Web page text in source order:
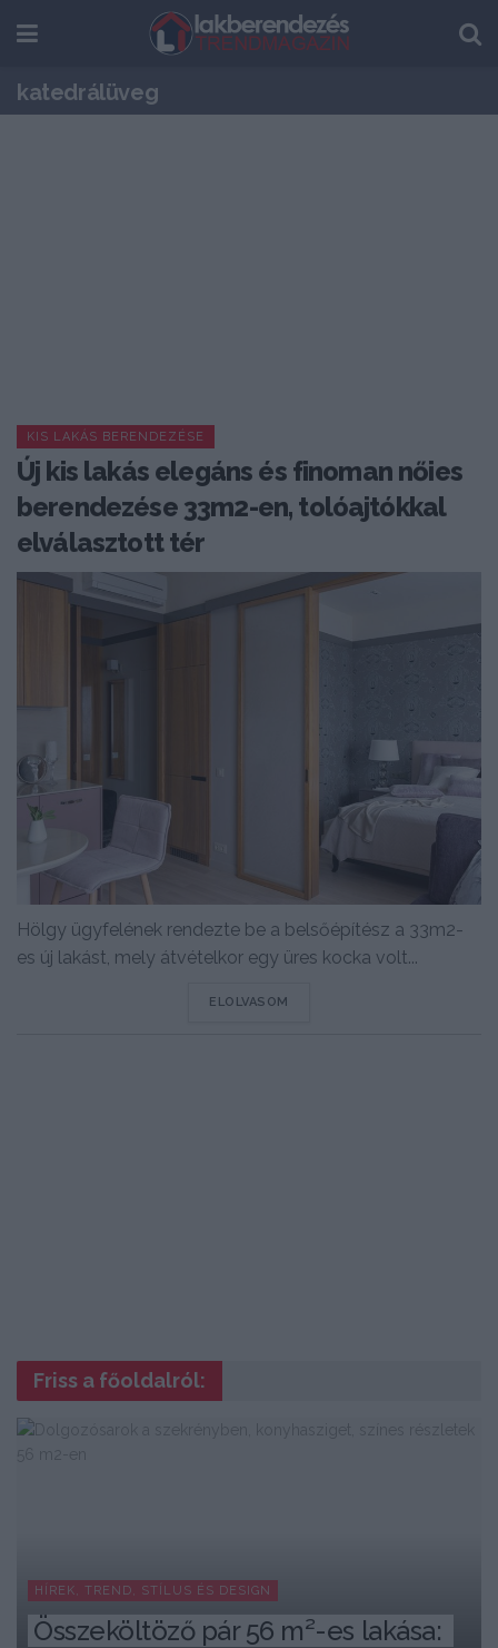
katedrálüveg
KIS LAKÁS BERENDEZÉSE
Új kis lakás elegáns és finoman nőies
berendezése 33m2-en, tolóajtókkal
elválasztott tér
Hölgy ügyfelének rendezte be a belsőépítész a 33m2-
es új lakást, mely átvételkor egy üres kocka volt...
ELOLVASOM
Friss a főoldalról:
HÍREK, TREND, STÍLUS ÉS DESIGN
Összeköltöző pár 56 m²-es lakása: